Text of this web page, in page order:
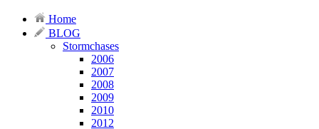
Home
BLOG
Stormchases
2006
2007
2008
2009
2010
2012